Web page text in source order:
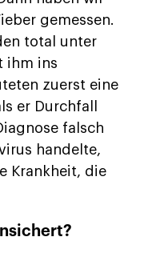
gemessen.
total unter
ihm ins
zuerst eine
er Durchfall
falsch
handelte,
Krankheit, die